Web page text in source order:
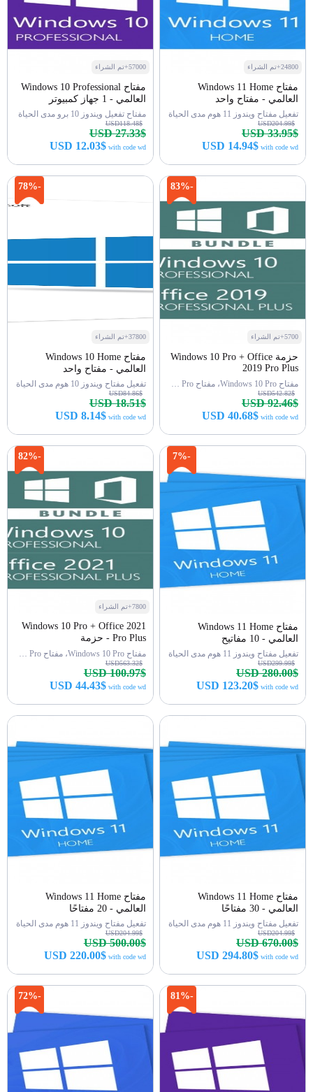
57000+تم الشراء
مفتاح Windows 10 Professional
العالمي - 1 جهاز كمبيوتر
مفتاح تفعيل ويندوز 10 برو مدى الحياة
USD118.48$
USD 27.33$
USD 12.03$with code wd
24800+تم الشراء
مفتاح Windows 11 Home
العالمي - مفتاح واحد
تفعيل مفتاح ويندوز 11 هوم مدى الحياة
USD204.99$
USD 33.95$
USD 14.94$with code wd
-78%
37800+تم الشراء
مفتاح Windows 10 Home
العالمي - مفتاح واحد
تفعيل مفتاح ويندوز 10 هوم مدى الحياة
USD84.86$
USD 18.51$
USD 8.14$with code wd
-83%
5700+تم الشراء
حزمة Windows 10 Pro + Office
2019 Pro Plus
مفتاح Windows 10 Pro، مفتاح Office 2019 Pro
USD542.82$
USD 92.46$
USD 40.68$with code wd
-82%
7800+تم الشراء
Windows 10 Pro + Office 2021
Pro Plus - حزمة
مفتاح Windows 10 Pro، مفتاح Office 2021 Pro
USD563.32$
USD 100.97$
USD 44.43$with code wd
-7%
مفتاح Windows 11 Home
العالمي - 10 مفاتيح
تفعيل مفتاح ويندوز 11 هوم مدى الحياة
USD299.99$
USD 280.00$
USD 123.20$with code wd
مفتاح Windows 11 Home
العالمي - 20 مفتاحًا
تفعيل مفتاح ويندوز 11 هوم مدى الحياة
USD204.99$
USD 500.00$
USD 220.00$with code wd
مفتاح Windows 11 Home
العالمي - 30 مفتاحًا
تفعيل مفتاح ويندوز 11 هوم مدى الحياة
USD204.99$
USD 670.00$
USD 294.80$with code wd
-72% -81%